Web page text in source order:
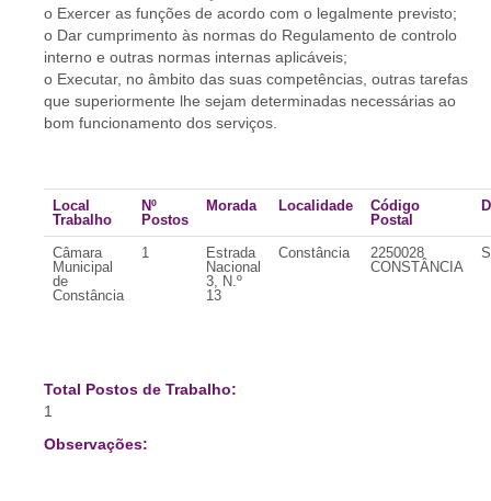
o Exercer as funções de acordo com o legalmente previsto;
o Dar cumprimento às normas do Regulamento de controlo
interno e outras normas internas aplicáveis;
o Executar, no âmbito das suas competências, outras tarefas
que superiormente lhe sejam determinadas necessárias ao
bom funcionamento dos serviços.
Local
Trabalho
Nº
Postos
Morada Localidade
Código
Postal
Câmara
Municipal
de
Constância
1
Estrada
Nacional
3, N.º
13
Constância
2250028
CONSTÂNCIA
Total Postos de Trabalho:
1
Observações: